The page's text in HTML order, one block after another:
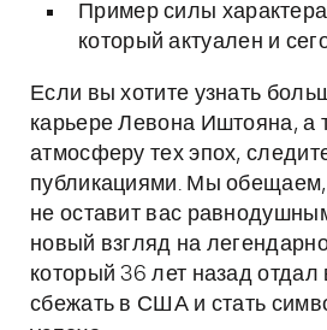
Пример силы характера
который актуален и
Если вы хотите узнать
карьере Левона Иштояна, а
атмосферу тех эпох,
публикациями. Мы обещаем,
не оставит вас
новый взгляд на
который 36 лет назад отдал
сбежать в США и стать